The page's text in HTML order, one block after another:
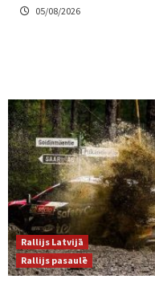
05/08/2026
Rallijs Latvijā
Rallijs pasaulē